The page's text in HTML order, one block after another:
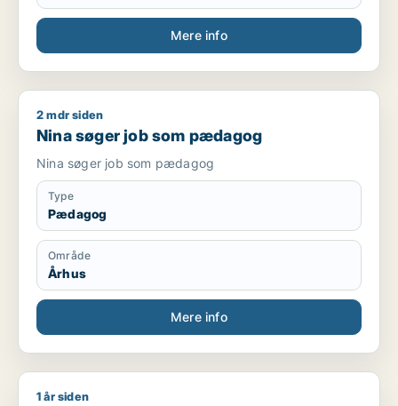
Mere info
Nina søger job som pædagog
2 mdr siden
Nina søger job som pædagog
Nina søger job som pædagog
Type
Pædagog
Område
Århus
Mere info
Pucca søger job som pædagog
1 år siden